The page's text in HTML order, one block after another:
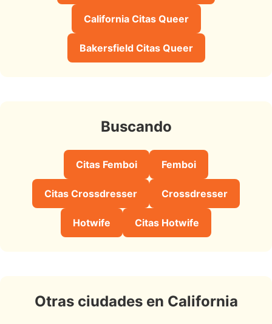
California Citas Queer
Bakersfield Citas Queer
Buscando
Citas Femboi Femboi
Citas Crossdresser Crossdresser
Hotwife Citas Hotwife
Otras ciudades en California